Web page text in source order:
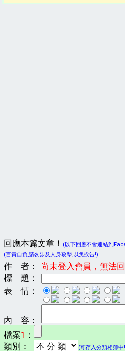
回應本篇文章！
(以下回應不會連結到
(言責自負,請勿涉及人身攻擊,以免挨告!)
作 者：
尚未登入會員，無法回
標 題：
表 情：
內 容：
檔案1 ：
類別：
(可存入分類相簿中